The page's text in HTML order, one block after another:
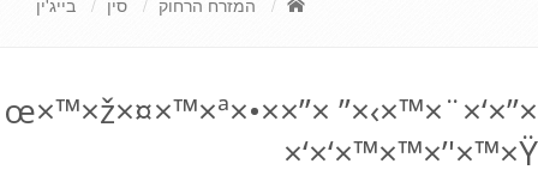
המזרח הרחוק סין בייג'ין
×”×‘×¨×™×›×” ×”××•×œ×™×ž×¤×™×ª
×‘×‘×™×™×’'×™×Ÿ